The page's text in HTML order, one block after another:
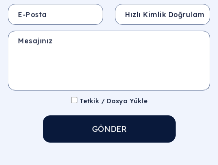
E-Posta Konu
Mesajınız
Tetkik / Dosya Yükle
GÖNDER